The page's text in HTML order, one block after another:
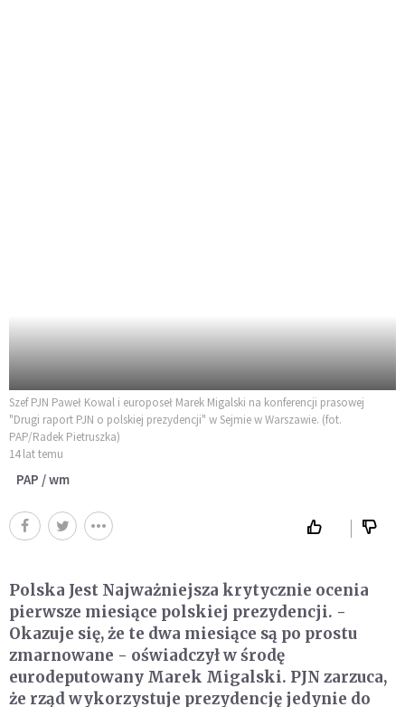
Szef PJN Paweł Kowal i europoseł Marek Migalski na konferencji prasowej
"Drugi raport PJN o polskiej prezydencji" w Sejmie w Warszawie. (fot.
PAP/Radek Pietruszka)
14 lat temu
PAP / wm
Polska Jest Najważniejsza krytycznie ocenia
pierwsze miesiące polskiej prezydencji. -
Okazuje się, że te dwa miesiące są po prostu
zmarnowane - oświadczył w środę
eurodeputowany Marek Migalski. PJN zarzuca,
że rząd wykorzystuje prezydencję jedynie do